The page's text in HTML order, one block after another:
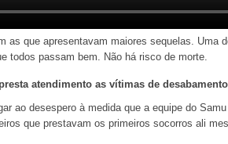
as que apresentavam maiores sequelas. Uma
todos passam bem. Não há risco de morte.
atendimento as vítimas de
ao desespero à medida que a equipe do
que prestavam os primeiros socorros ali